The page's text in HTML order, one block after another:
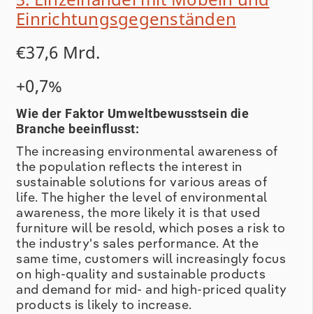
Einrichtungsgegenständen
€37,6 Mrd.
+0,7%
Wie der Faktor Umweltbewusstsein die
Branche beeinflusst:
The increasing environmental awareness of
the population reflects the interest in
sustainable solutions for various areas of
life. The higher the level of environmental
awareness, the more likely it is that used
furniture will be resold, which poses a risk to
the industry's sales performance. At the
same time, customers will increasingly focus
on high-quality and sustainable products
and demand for mid- and high-priced quality
products is likely to increase.